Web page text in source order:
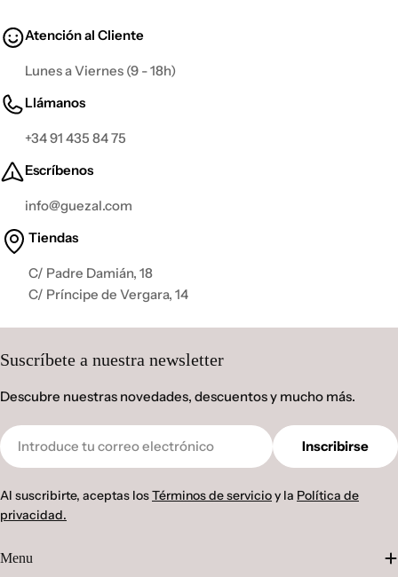
Atención al Cliente
Lunes a Viernes (9 - 18h)
Llámanos
+34 91 435 84 75
Escríbenos
info@guezal.com
Tiendas
C/ Padre Damián, 18
C/ Príncipe de Vergara, 14
Suscríbete a nuestra newsletter
Descubre nuestras novedades, descuentos y mucho más.
Correo
electrónico
Inscribirse
Al suscribirte, aceptas losTérminos de servicioy la Política de
privacidad.
Menu